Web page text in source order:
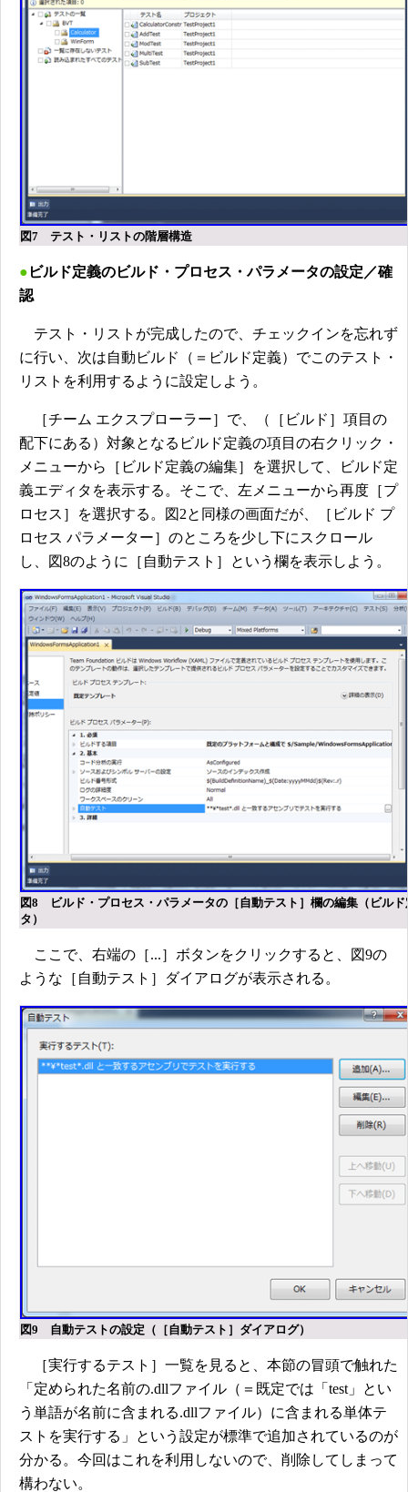
図7 テスト・リストの階層構造
● ビルド定義のビルド・プロセス・パラメータの設定／確
認
テスト・リストが完成したので、チェックインを忘れず
に行い、次は自動ビルド（＝ビルド定義）でこのテスト・
リストを利用するように設定しよう。
［チーム エクスプローラー］で、（［ビルド］項目の
配下にある）対象となるビルド定義の項目の右クリック・
メニューから［ビルド定義の編集］を選択して、ビルド定
義エディタを表示する。そこで、左メニューから再度［プ
ロセス］を選択する。図2と同様の画面だが、［ビルド プ
ロセス パラメーター］のところを少し下にスクロール
し、図8のように［自動テスト］という欄を表示しよう。
図8 ビルド・プロセス・パラメータの［自動テスト］欄の編集（ビルド
タ）
ここで、右端の［...］ボタンをクリックすると、図9の
ような［自動テスト］ダイアログが表示される。
図9 自動テストの設定（［自動テスト］ダイアログ）
［実行するテスト］一覧を見ると、本節の冒頭で触れた
「定められた名前の.dllファイル（＝既定では「test」とい
う単語が名前に含まれる.dllファイル）に含まれる単体テ
ストを実行する」という設定が標準で追加されているのが
分かる。今回はこれを利用しないので、削除してしまって
構わない。